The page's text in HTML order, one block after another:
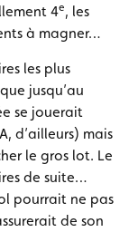
4e, les
à magner…
les plus
jusqu’au
se jouerait
d’ailleurs) mais
le gros lot. Le
de suite…
pourrait ne pas
de son